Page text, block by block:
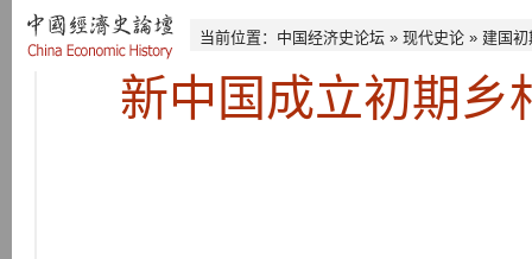
当前位置： 中国经济史论坛 » 现代史论 » 建国初
新中国成立初期乡